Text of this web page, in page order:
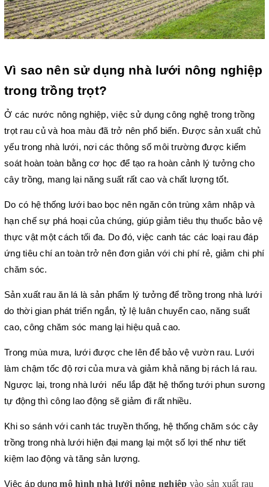
Vì sao nên sử dụng nhà lưới nông nghiệp
trong trồng trọt?
Ở các nước nông nghiệp, việc sử dụng công nghệ trong trồng
trọt rau củ và hoa màu đã trở nên phổ biến. Được sản xuất chủ
yếu trong nhà lưới, nơi các thông số môi trường được kiểm
soát hoàn toàn bằng cơ học để tạo ra hoàn cảnh lý tưởng cho
cây trồng, mang lại năng suất rất cao và chất lượng tốt.
Do có hệ thống lưới bao bọc nên ngăn côn trùng xâm nhập và
hạn chế sự phá hoại của chúng, giúp giảm tiêu thụ thuốc bảo vệ
thực vật một cách tối đa. Do đó, việc canh tác các loại rau đáp
ứng tiêu chí an toàn trở nên đơn giản với chi phí rẻ, giảm chi phí
chăm sóc.
Sản xuất rau ăn lá là sản phẩm lý tưởng để trồng trong nhà lưới
do thời gian phát triển ngắn, tỷ lệ luân chuyển cao, năng suất
cao, công chăm sóc mang lại hiệu quả cao.
Trong mùa mưa, lưới được che lên để bảo vệ vườn rau. Lưới
làm chậm tốc độ rơi của mưa và giảm khả năng bị rách lá rau.
Ngược lại, trong nhà lưới  nếu lắp đặt hệ thống tưới phun sương
tự động thì công lao động sẽ giảm đi rất nhiều.
Khi so sánh với canh tác truyền thống, hệ thống chăm sóc cây
trồng trong nhà lưới hiện đại mang lại một số lợi thế như tiết
kiệm lao động và tăng sản lượng.
Việc áp dụng mô hình nhà lưới nông nghiệp vào sản xuất rau